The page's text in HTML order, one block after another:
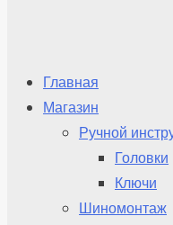
Главная
Магазин
Ручной
Головки
Ключи
Шиномонтаж